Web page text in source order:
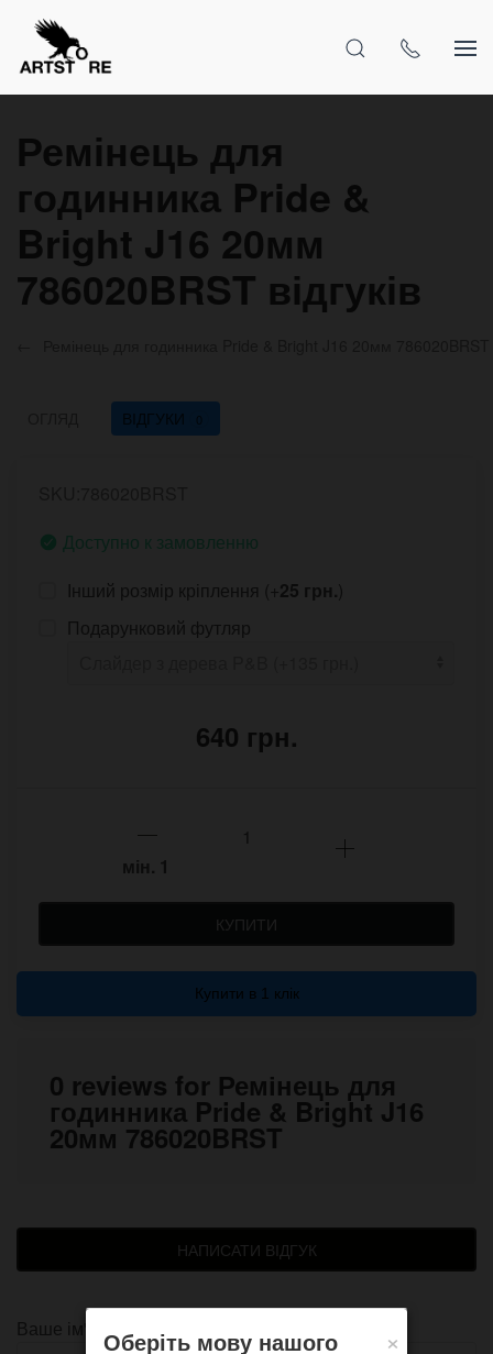
Ремінець для
годинника Pride &
Bright J16 20мм
786020BRST відгуків
ВІДГУКИ 0
Доступно к замовленню
Інший розмір кріплення (+25 грн.)
Подарунковий футляр
640 грн.
мін. 1
КУПИТИ
Купити в 1 клік
0 reviews for Ремінець для
годинника Pride & Bright J16
20мм 786020BRST
НАПИСАТИ ВІДГУК
Ваше ім'я ×
Оберіть мову нашого